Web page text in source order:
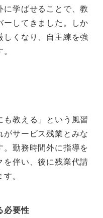
に学ばせることで、教
ーしてきました。しか
しくなり、自主練を強
も教える」という風習
がサービス残業とみな
。勤務時間外に指導を
を伴い、後に残業代請
。
必要性